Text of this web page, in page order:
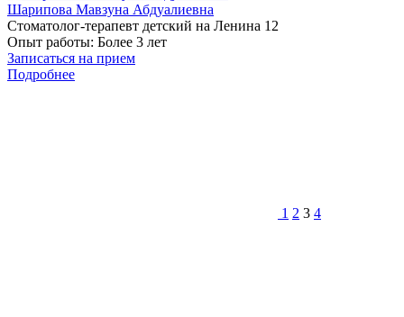
Шарипова Мавзуна Абдуалиевна
Стоматолог-терапевт детский на Ленина 12
Опыт работы: Более 3 лет
Записаться на прием
Подробнее
1 2 3 4